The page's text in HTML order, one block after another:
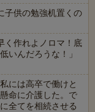
子供の勉強机置くの
く作れよノロマ！底
いんだろうな！」
には高卒で働けと
命に介護した。で
全てを相続させる